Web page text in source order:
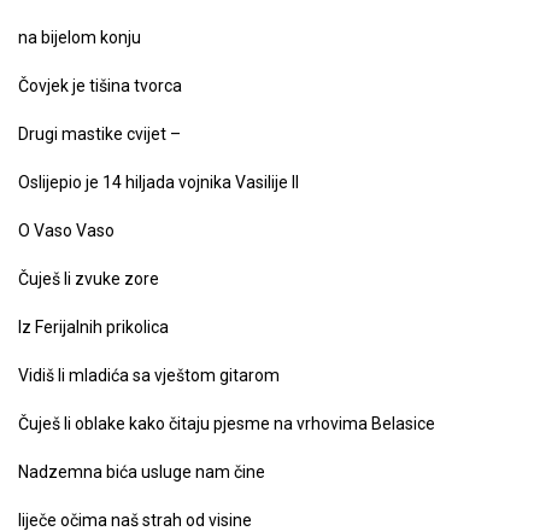
na bijelom konju
Čovjek je tišina tvorca
Drugi mastike cvijet –
Oslijepio je 14 hiljada vojnika Vasilije II
O Vaso Vaso
Čuješ li zvuke zore
Iz Ferijalnih prikolica
Vidiš li mladića sa vještom gitarom
Čuješ li oblake kako čitaju pjesme na vrhovima Belasice
Nadzemna bića usluge nam čine
liječe očima naš strah od visine